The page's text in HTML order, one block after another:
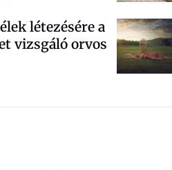
létezésére a
vizsgáló orvos